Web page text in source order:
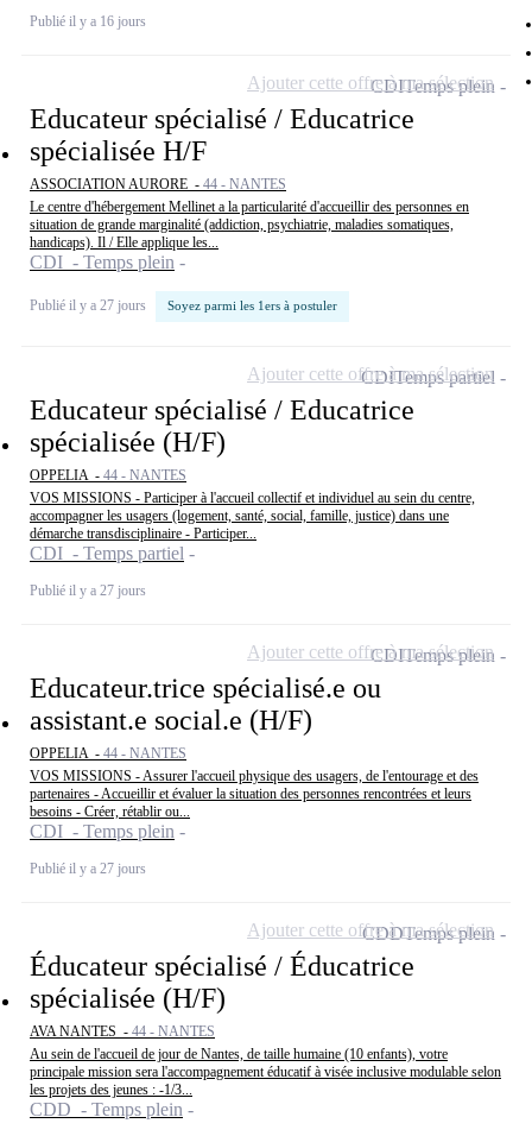
Publié il y a 16 jours
Educateur spécialisé / Educatrice
spécialisée H/F
ASSOCIATION AURORE - 44 - NANTES
Le centre d'hébergement Mellinet a la particularité d'accueillir des personnes en
situation de grande marginalité (addiction, psychiatrie, maladies somatiques,
handicaps). Il / Elle applique les...
CDI - Temps plein
Publié il y a 27 jours Soyez parmi les 1ers à postuler
CDITemps plein
Ajouter cette offre à ma sélection
Educateur spécialisé / Educatrice
spécialisée (H/F)
OPPELIA - 44 - NANTES
VOS MISSIONS - Participer à l'accueil collectif et individuel au sein du centre,
accompagner les usagers (logement, santé, social, famille, justice) dans une
démarche transdisciplinaire - Participer...
CDI - Temps partiel
Publié il y a 27 jours
CDITemps partiel
Ajouter cette offre à ma sélection
Educateur.trice spécialisé.e ou
assistant.e social.e (H/F)
OPPELIA - 44 - NANTES
VOS MISSIONS - Assurer l'accueil physique des usagers, de l'entourage et des
partenaires - Accueillir et évaluer la situation des personnes rencontrées et leurs
besoins - Créer, rétablir ou...
CDI - Temps plein
Publié il y a 27 jours
CDITemps plein
Ajouter cette offre à ma sélection
Éducateur spécialisé / Éducatrice
spécialisée (H/F)
AVA NANTES - 44 - NANTES
Au sein de l'accueil de jour de Nantes, de taille humaine (10 enfants), votre
principale mission sera l'accompagnement éducatif à visée inclusive modulable selon
les projets des jeunes : -1/3...
CDD - Temps plein
CDDTemps plein
Ajouter cette offre à ma sélection